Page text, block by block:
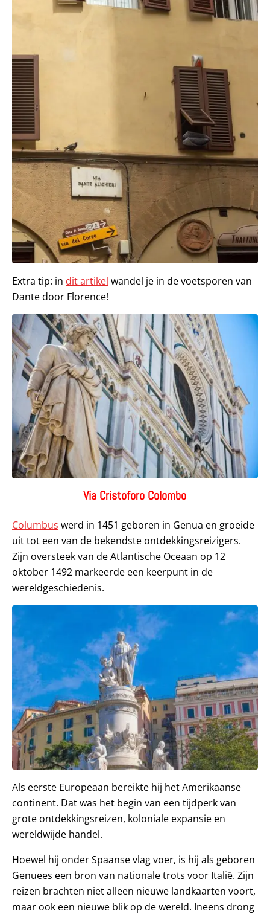
Extra tip: in dit artikel wandel je in de voetsporen van
Dante door Florence!
Via Cristoforo Colombo
Columbus werd in 1451 geboren in Genua en groeide
uit tot een van de bekendste ontdekkingsreizigers.
Zijn oversteek van de Atlantische Oceaan op 12
oktober 1492 markeerde een keerpunt in de
wereldgeschiedenis.
Als eerste Europeaan bereikte hij het Amerikaanse
continent. Dat was het begin van een tijdperk van
grote ontdekkingsreizen, koloniale expansie en
wereldwijde handel.
Hoewel hij onder Spaanse vlag voer, is hij als geboren
Genuees een bron van nationale trots voor Italië. Zijn
reizen brachten niet alleen nieuwe landkaarten voort,
maar ook een nieuwe blik op de wereld. Ineens drong